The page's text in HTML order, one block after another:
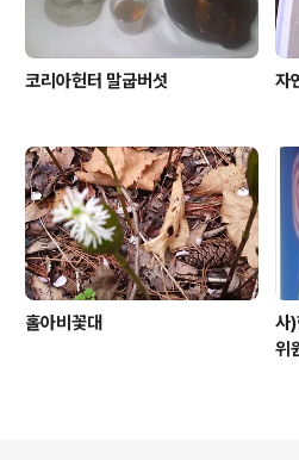
코리아헌터 말굽버섯 자
홀아비꽃대
사
위